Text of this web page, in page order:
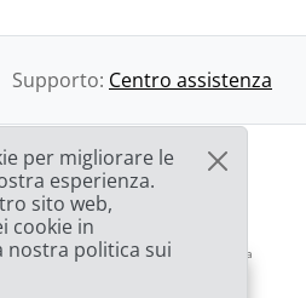
Supporto: Centro assistenza
i diritti riservati.
Mappa del sito Logo del fornitore da
per migliorare le
esperienza.
sito web,
cookie in
nostra politica sui